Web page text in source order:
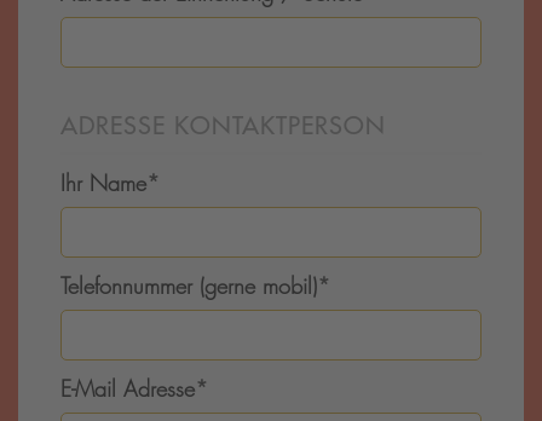
ADRESSE KONTAKTPERSON
Ihr Name*
Telefonnummer (gerne mobil)*
E-Mail Adresse*